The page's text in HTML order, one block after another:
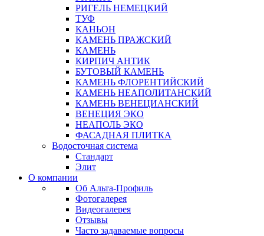
РИГЕЛЬ НЕМЕЦКИЙ
ТУФ
КАНЬОН
КАМЕНЬ ПРАЖСКИЙ
КАМЕНЬ
КИРПИЧ АНТИК
БУТОВЫЙ КАМЕНЬ
КАМЕНЬ ФЛОРЕНТИЙСКИЙ
КАМЕНЬ НЕАПОЛИТАНСКИЙ
КАМЕНЬ ВЕНЕЦИАНСКИЙ
ВЕНЕЦИЯ ЭКО
НЕАПОЛЬ ЭКО
ФАСАДНАЯ ПЛИТКА
Водосточная система
Стандарт
Элит
О компании
Об Альта-Профиль
Фотогалерея
Видеогалерея
Отзывы
Часто задаваемые вопросы